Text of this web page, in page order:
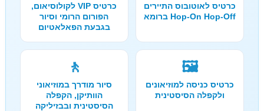
כרטיס לאוטובוס התיירים
Hop-On Hop-Off ברומא
כרטיס VIP לקולוסיאום,
הפורום הרומי וסיור
בגבעת הפאלאטיום
🖼️
כרטיס כניסה למוזיאונים
ולקפלה הסיסטינית
🚶
סיור מודרך במוזיאוני
הוותיקן, הקפלה
הסיסטינית ובבזיליקה